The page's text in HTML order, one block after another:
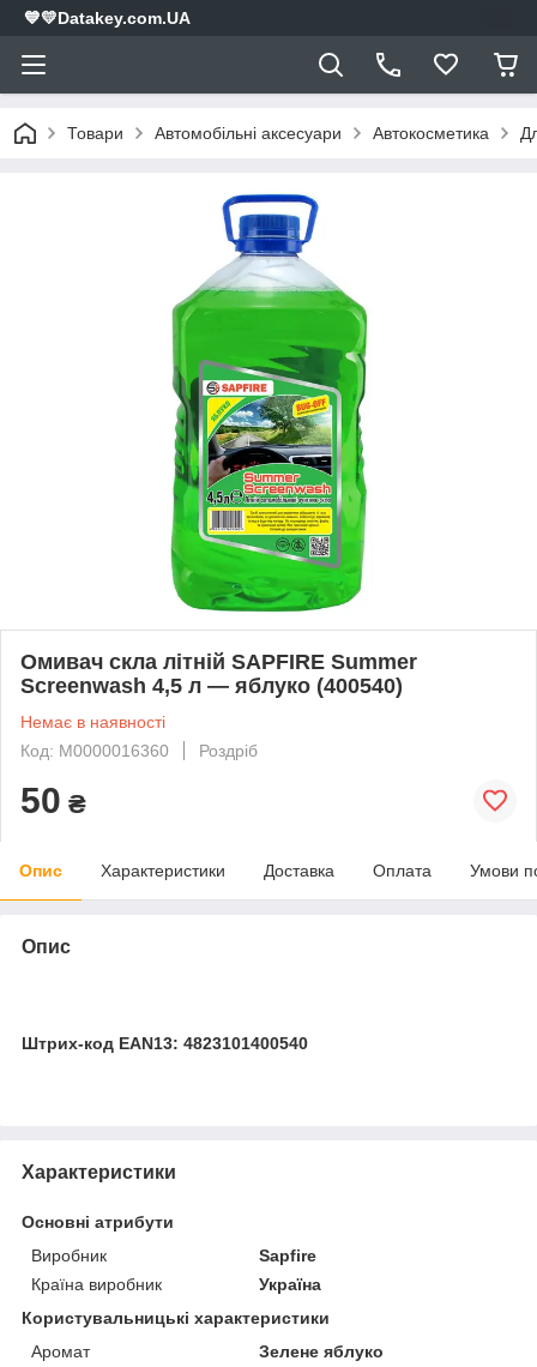
💙💛Datakey.com.UA
Товари Автомобільні аксесуари Автокосметика
Омивач скла літній SAPFIRE Summer
Screenwash 4,5 л — яблуко (400540)
Немає в наявності
Код: М0000016360
Роздріб
50 ₴
Опис Характеристики Доставка Оплата Умови
Опис
Штрих-код EAN13: 4823101400540
Характеристики
Основні атрибути
Виробник
Sapfire
Країна виробник
Україна
Користувальницькі характеристики
Аромат
Зелене яблуко